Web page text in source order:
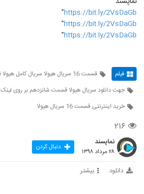
https://bit.ly/2VsDaGb
"
https://bit.ly/2VsDaGb
"
https://bit.ly/2VsDaGb
"
فیلم
قسمت 16 سریال هیولا سریال کامل هیولا قسمت
جهت دانلود سریال هیولا قسمت شانزدهم بر روی لینک
خرید اینترنتی قسمت 16 سریال هیولا
۲۱۶
نماپسند
۲۸ مرداد ۱۳۹۸ دنبال کردن
دانلود بیشتر